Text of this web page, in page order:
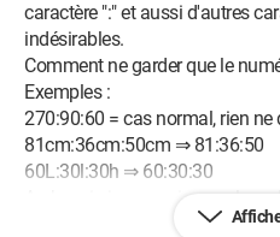
caractère ":" et aussi d'autres
indésirables.
Comment ne garder que le
Exemples :
270:90:60 = cas normal, rien
81cm:36cm:50cm ⇒ 81:36:50
60L:30l:30h ⇒ 60:30:30
Au besoin je pourrais
par tout autre caractère.